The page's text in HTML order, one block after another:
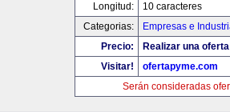
Longitud:
10 caracteres
Categorias:
Empresas e
Precio:
Realizar una
Visitar!
ofertapyme.com
Serán consideradas